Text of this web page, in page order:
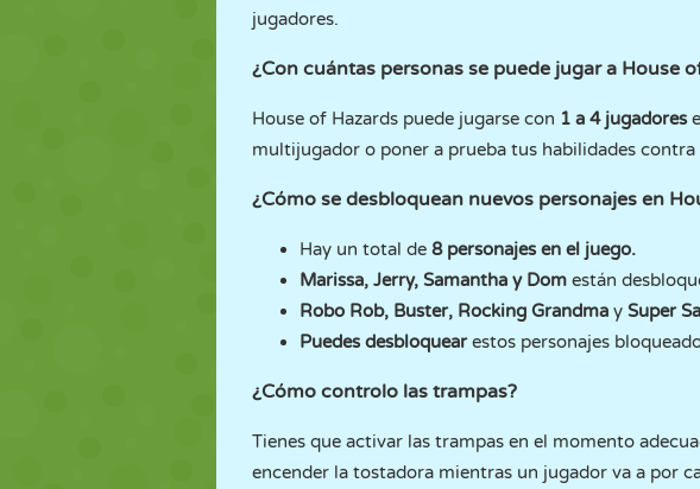
jugadores.
¿Con cuántas personas se puede jugar a House
House of Hazards puede jugarse con 1 a 4 jugadores
multijugador o poner a prueba tus habilidades
¿Cómo se desbloquean nuevos personajes en
Hay un total de 8 personajes en el juego.
Marissa, Jerry, Samantha y Dom están
Robo Rob, Buster, Rocking Grandma y Super
Puedes desbloquearestos personajes
¿Cómo controlo las trampas?
Tienes que activar las trampas en el momento
encender la tostadora mientras un jugador va a por